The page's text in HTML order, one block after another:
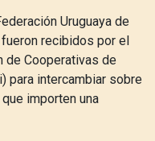
Uruguaya de
fueron recibidos por el
de Cooperativas de
para intercambiar sobre
importen una